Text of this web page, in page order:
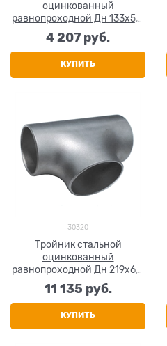
оцинкованный
равнопроходной Дн 133х5,0
(Ду 125) бесшовный ГОСТ
17376-2001
4 207 руб.
КУПИТЬ
30320
Тройник стальной
оцинкованный
равнопроходной Дн 219х6,0
(Ду 200) бесшовный ГОСТ
17376-2001
11 135 руб.
КУПИТЬ